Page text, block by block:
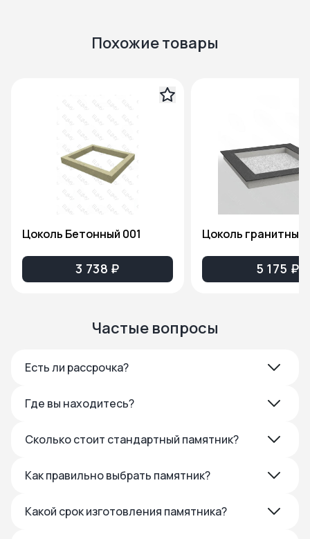
Похожие товары
Цоколь Бетонный 001
3 738 ₽
Цоколь гранитный
5 175 ₽
Частые вопросы
Есть ли рассрочка?
Где вы находитесь?
Сколько стоит стандартный памятник?
Как правильно выбрать памятник?
Какой срок изготовления памятника?